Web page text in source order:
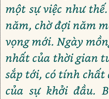
một sự việc như
năm, chờ đợi năm
vọng mới. Ngày
nhất của thời gian
sắp tới, có tính chất
của sự khởi đầu.